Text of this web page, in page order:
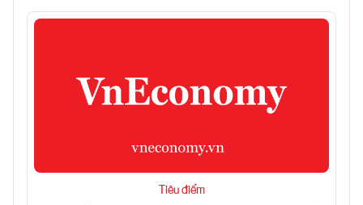
Tiêu điểm